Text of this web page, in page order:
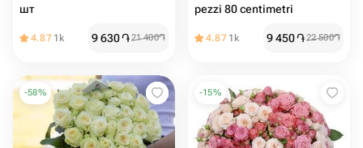
шт
4.87 1k 9 630֏21 400֏
pezzi 80 centimetri
4.87 1k 9 450֏22 500֏
-58% -15%